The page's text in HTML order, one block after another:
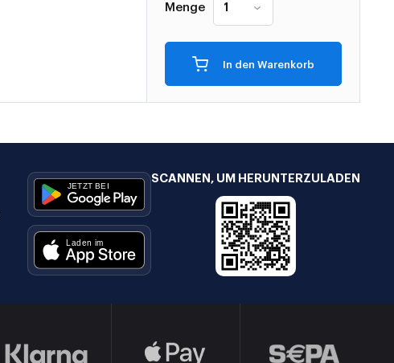
Menge
In den Warenkorb
SCANNEN, UM HERUNTERZULADEN